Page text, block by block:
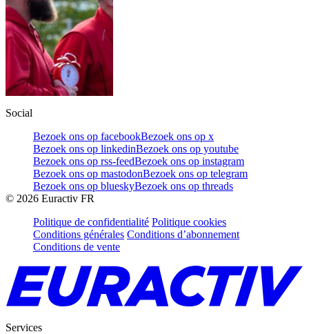
Social
Bezoek ons op facebookBezoek ons op x
Bezoek ons op linkedinBezoek ons op youtube
Bezoek ons op rss-feedBezoek ons op instagram
Bezoek ons op mastodonBezoek ons op telegram
Bezoek ons op blueskyBezoek ons op threads
© 2026 Euractiv FR
Politique de confidentialité Politique cookies
Conditions générales Conditions d’abonnement
Conditions de vente
Services